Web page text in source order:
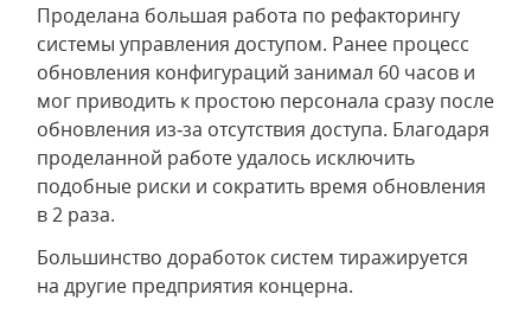
Проделана большая работа по рефакторингу
системы управления доступом. Ранее процесс
обновления конфигураций занимал 60 часов и
мог приводить к простою персонала сразу после
обновления из‑за отсутствия доступа. Благодаря
проделанной работе удалось исключить
подобные риски и сократить время обновления
в 2 раза.
Большинство доработок систем тиражируется
на другие предприятия концерна.